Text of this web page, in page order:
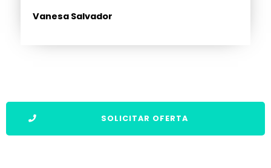
Vanesa Salvador
SOLICITAR OFERTA